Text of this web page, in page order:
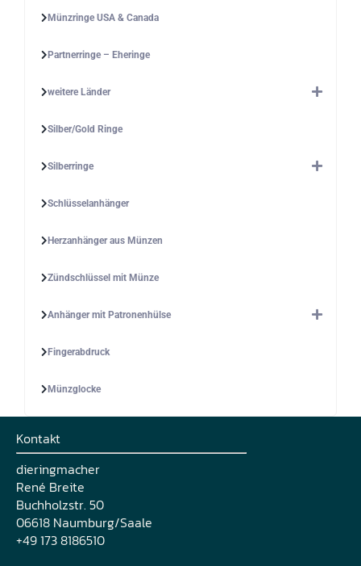
Münzringe USA & Canada
Partnerringe – Eheringe
weitere Länder
Silber/Gold Ringe
Silberringe
Schlüsselanhänger
Herzanhänger aus Münzen
Zündschlüssel mit Münze
Anhänger mit Patronenhülse
Fingerabdruck
Münzglocke
Kontakt
dieringmacher
René Breite
Buchholzstr. 50
06618 Naumburg/Saale
+49 173 8186510